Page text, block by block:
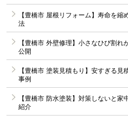
【豊橋市 屋根リフォーム】寿命を
法
【豊橋市 外壁修理】小さなひび割れ
公開
【豊橋市 塗装見積もり】安すぎる
事例
【豊橋市 防水塗装】対策しないと家
紹介